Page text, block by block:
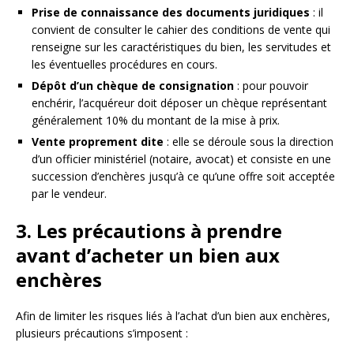
Prise de connaissance des documents juridiques : il
convient de consulter le cahier des conditions de vente qui
renseigne sur les caractéristiques du bien, les servitudes et
les éventuelles procédures en cours.
Dépôt d’un chèque de consignation : pour pouvoir
enchérir, l’acquéreur doit déposer un chèque représentant
généralement 10% du montant de la mise à prix.
Vente proprement dite : elle se déroule sous la direction
d’un officier ministériel (notaire, avocat) et consiste en une
succession d’enchères jusqu’à ce qu’une offre soit acceptée
par le vendeur.
3. Les précautions à prendre
avant d’acheter un bien aux
enchères
Afin de limiter les risques liés à l’achat d’un bien aux enchères,
plusieurs précautions s’imposent :